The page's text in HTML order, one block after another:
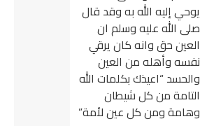
يوحي إليه الله به وقد قال
صلى الله عليه وسلم ان
العين حق وانه كان يرقي
نفسه وأهله من العين
والحسد “اعيذك بكلمات الله
التامة من كل شيطان
وهامة ومن كل عين لأمة”